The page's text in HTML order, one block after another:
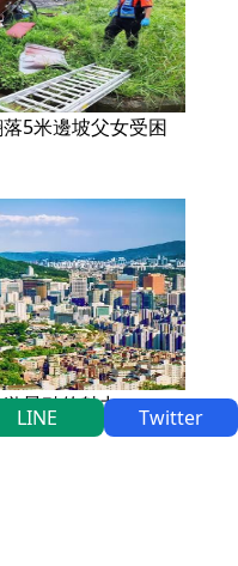
5米邊坡父女受困
景點的魅力
LINE Twitter